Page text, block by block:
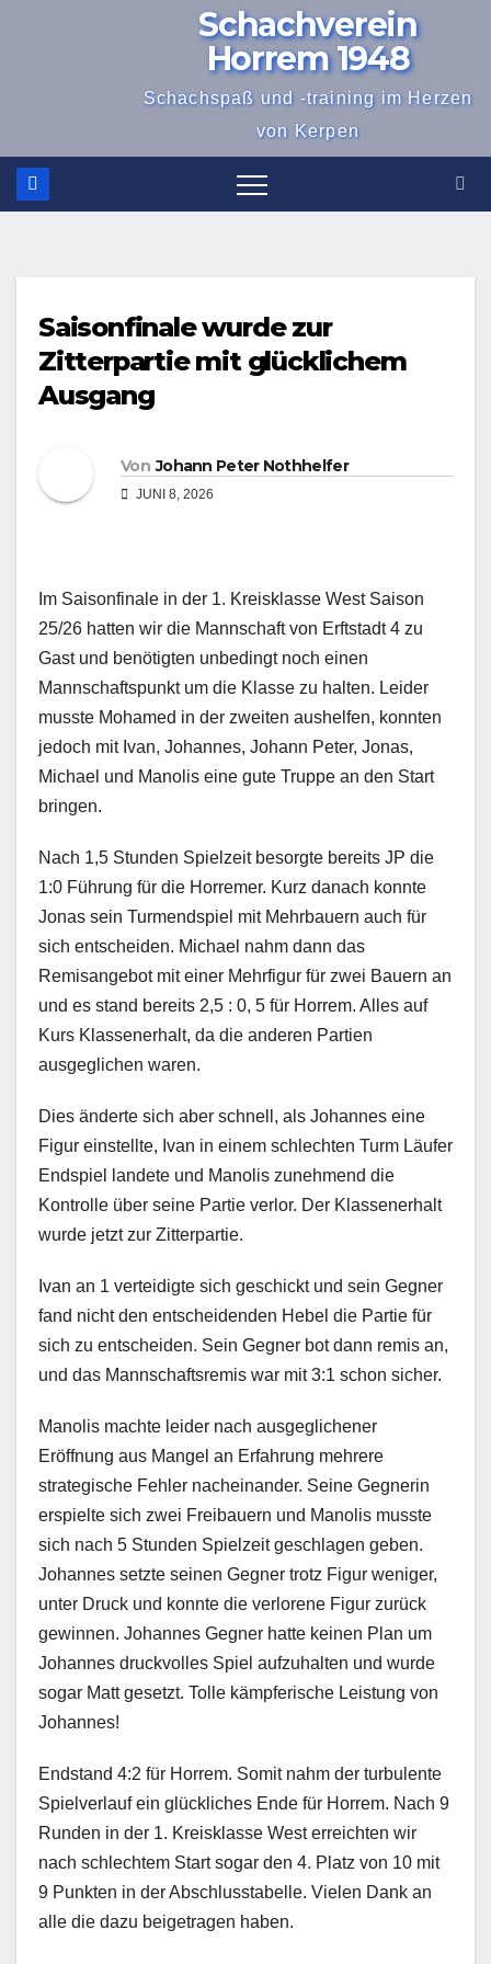
Schachverein
Horrem 1948
Schachspaß und -training im Herzen
von Kerpen
Saisonfinale wurde zur
Zitterpartie mit glücklichem
Ausgang
Von Johann Peter Nothhelfer
JUNI 8, 2026
Im Saisonfinale in der 1. Kreisklasse West Saison
25/26 hatten wir die Mannschaft von Erftstadt 4 zu
Gast und benötigten unbedingt noch einen
Mannschaftspunkt um die Klasse zu halten. Leider
musste Mohamed in der zweiten aushelfen, konnten
jedoch mit Ivan, Johannes, Johann Peter, Jonas,
Michael und Manolis eine gute Truppe an den Start
bringen.
Nach 1,5 Stunden Spielzeit besorgte bereits JP die
1:0 Führung für die Horremer. Kurz danach konnte
Jonas sein Turmendspiel mit Mehrbauern auch für
sich entscheiden. Michael nahm dann das
Remisangebot mit einer Mehrfigur für zwei Bauern an
und es stand bereits 2,5 : 0, 5 für Horrem. Alles auf
Kurs Klassenerhalt, da die anderen Partien
ausgeglichen waren.
Dies änderte sich aber schnell, als Johannes eine
Figur einstellte, Ivan in einem schlechten Turm Läufer
Endspiel landete und Manolis zunehmend die
Kontrolle über seine Partie verlor. Der Klassenerhalt
wurde jetzt zur Zitterpartie.
Ivan an 1 verteidigte sich geschickt und sein Gegner
fand nicht den entscheidenden Hebel die Partie für
sich zu entscheiden. Sein Gegner bot dann remis an,
und das Mannschaftsremis war mit 3:1 schon sicher.
Manolis machte leider nach ausgeglichener
Eröffnung aus Mangel an Erfahrung mehrere
strategische Fehler nacheinander. Seine Gegnerin
erspielte sich zwei Freibauern und Manolis musste
sich nach 5 Stunden Spielzeit geschlagen geben.
Johannes setzte seinen Gegner trotz Figur weniger,
unter Druck und konnte die verlorene Figur zurück
gewinnen. Johannes Gegner hatte keinen Plan um
Johannes druckvolles Spiel aufzuhalten und wurde
sogar Matt gesetzt. Tolle kämpferische Leistung von
Johannes!
Endstand 4:2 für Horrem. Somit nahm der turbulente
Spielverlauf ein glückliches Ende für Horrem. Nach 9
Runden in der 1. Kreisklasse West erreichten wir
nach schlechtem Start sogar den 4. Platz von 10 mit
9 Punkten in der Abschlusstabelle. Vielen Dank an
alle die dazu beigetragen haben.